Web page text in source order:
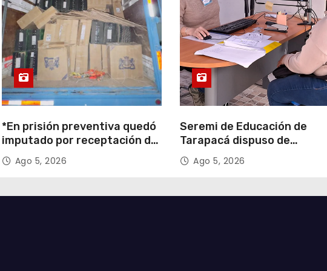
*En prisión preventiva quedó
imputado por receptación de
cigarrillos avaluados en
$1.600 millones*
Ago 5, 2026
Seremi de Educación de
Tarapacá dispuso de
facilitadores para apoyar
proceso de Admisión Escolar
Ago 5, 2026